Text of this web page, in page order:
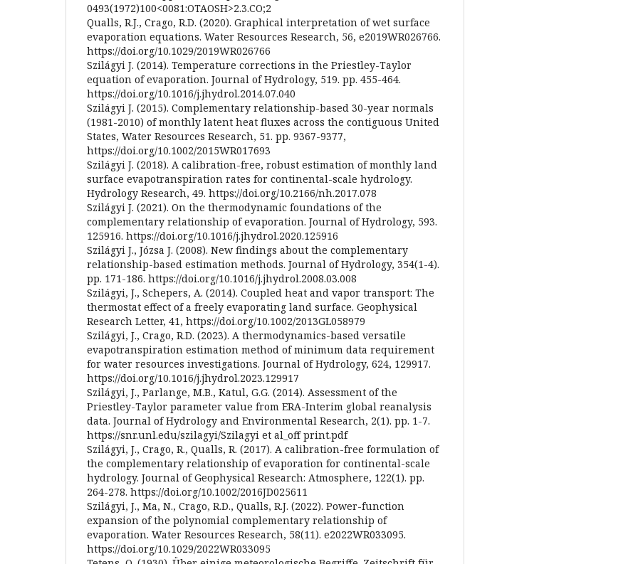
0493(1972)100<0081:OTAOSH>2.3.CO;2
Qualls, R.J., Crago, R.D. (2020). Graphical interpretation of wet surface
evaporation equations. Water Resources Research, 56, e2019WR026766.
https://doi.org/10.1029/2019WR026766
Szilágyi J. (2014). Temperature corrections in the Priestley-Taylor
equation of evaporation. Journal of Hydrology, 519. pp. 455-464.
https://doi.org/10.1016/j.jhydrol.2014.07.040
Szilágyi J. (2015). Complementary relationship-based 30-year normals
(1981-2010) of monthly latent heat fluxes across the contiguous United
States, Water Resources Research, 51. pp. 9367-9377,
https://doi.org/10.1002/2015WR017693
Szilágyi J. (2018). A calibration-free, robust estimation of monthly land
surface evapotranspiration rates for continental-scale hydrology.
Hydrology Research, 49. https://doi.org/10.2166/nh.2017.078
Szilágyi J. (2021). On the thermodynamic foundations of the
complementary relationship of evaporation. Journal of Hydrology, 593.
125916. https://doi.org/10.1016/j.jhydrol.2020.125916
Szilágyi J., Józsa J. (2008). New findings about the complementary
relationship-based estimation methods. Journal of Hydrology, 354(1-4).
pp. 171-186. https://doi.org/10.1016/j.jhydrol.2008.03.008
Szilágyi, J., Schepers, A. (2014). Coupled heat and vapor transport: The
thermostat effect of a freely evaporating land surface. Geophysical
Research Letter, 41, https://doi.org/10.1002/2013GL058979
Szilágyi, J., Crago, R.D. (2023). A thermodynamics-based versatile
evapotranspiration estimation method of minimum data requirement
for water resources investigations. Journal of Hydrology, 624, 129917.
https://doi.org/10.1016/j.jhydrol.2023.129917
Szilágyi, J., Parlange, M.B., Katul, G.G. (2014). Assessment of the
Priestley-Taylor parameter value from ERA-Interim global reanalysis
data. Journal of Hydrology and Environmental Research, 2(1). pp. 1-7.
https://snr.unl.edu/szilagyi/Szilagyi et al_off print.pdf
Szilágyi, J., Crago, R., Qualls, R. (2017). A calibration-free formulation of
the complementary relationship of evaporation for continental-scale
hydrology. Journal of Geophysical Research: Atmosphere, 122(1). pp.
264-278. https://doi.org/10.1002/2016JD025611
Szilágyi, J., Ma, N., Crago, R.D., Qualls, R.J. (2022). Power-function
expansion of the polynomial complementary relationship of
evaporation. Water Resources Research, 58(11). e2022WR033095.
https://doi.org/10.1029/2022WR033095